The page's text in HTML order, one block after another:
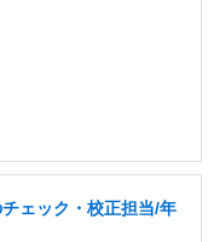
ェック・校正担当/年